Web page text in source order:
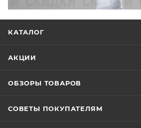
КАТАЛОГ
АКЦИИ
ОБЗОРЫ ТОВАРОВ
СОВЕТЫ ПОКУПАТЕЛЯМ